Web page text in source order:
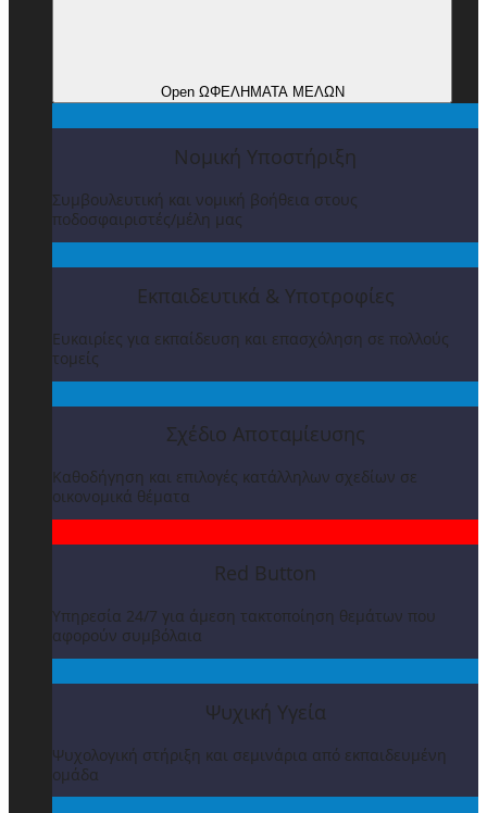
Open ΩΦΕΛΗΜΑΤΑ ΜΕΛΩΝ
Νομική Υποστήριξη
Συμβουλευτική και νομική βοήθεια στους
ποδοσφαιριστές/μέλη μας
Εκπαιδευτικά & Υποτροφίες
Ευκαιρίες για εκπαίδευση και επασχόληση σε πολλούς
τομείς
Σχέδιο Αποταμίευσης
Καθοδήγηση και επιλογές κατάλληλων σχεδίων σε
οικονομικά θέματα
Red Button
Υπηρεσία 24/7 για άμεση τακτοποίηση θεμάτων που
αφορούν συμβόλαια
Ψυχική Υγεία
Ψυχολογική στήριξη και σεμινάρια από εκπαιδευμένη
ομάδα